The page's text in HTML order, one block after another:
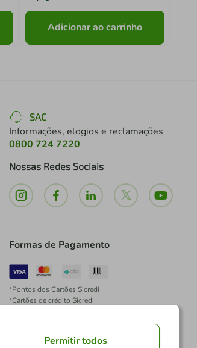
Adicionar ao carrinho
SAC
Informações, elogios e reclamações
0800 724 7220
Nossas Redes Sociais
Formas de Pagamento
*Pontos dos Cartões Sicredi
*Cartões de crédito Sicredi
*É vedada a cobrança de preço superior, valor ou
Permitir todos